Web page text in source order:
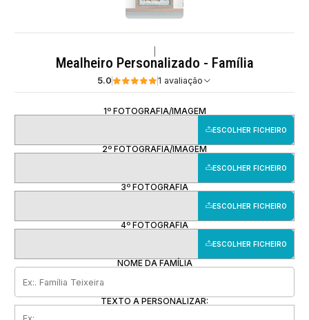
Mealheiro Personalizado - Família
5.0 1 avaliação
1º FOTOGRAFIA/IMAGEM
ESCOLHER FICHEIRO
2º FOTOGRAFIA/IMAGEM
ESCOLHER FICHEIRO
3º FOTOGRAFIA
ESCOLHER FICHEIRO
4º FOTOGRAFIA
ESCOLHER FICHEIRO
NOME DA FAMÍLIA
TEXTO A PERSONALIZAR: